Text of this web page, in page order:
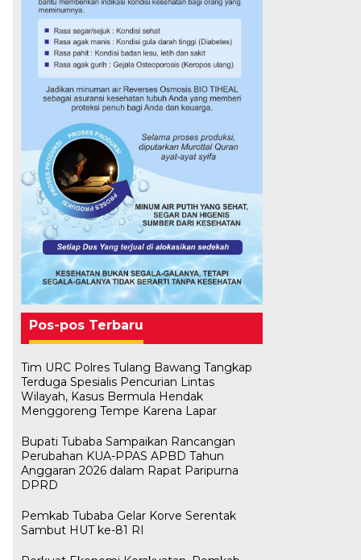
Pos-pos Terbaru
Tim URC Polres Tulang Bawang Tangkap
Terduga Spesialis Pencurian Lintas
Wilayah, Kasus Bermula Hendak
Menggoreng Tempe Karena Lapar
Bupati Tubaba Sampaikan Rancangan
Perubahan KUA-PPAS APBD Tahun
Anggaran 2026 dalam Rapat Paripurna
DPRD
Pemkab Tubaba Gelar Korve Serentak
Sambut HUT ke-81 RI